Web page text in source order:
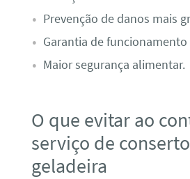
Prevenção de danos mais
Garantia de
Maior segurança alimentar.
O que evitar ao
serviço de
geladeira